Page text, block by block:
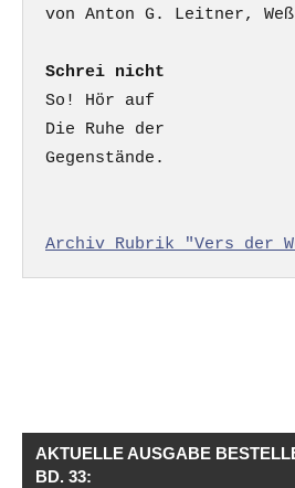
Schrei nicht
So! Hör auf
Die Ruhe der
Gegenstände.
Archiv Rubrik "Vers der
AKTUELLE AUSGABE
BD. 33: